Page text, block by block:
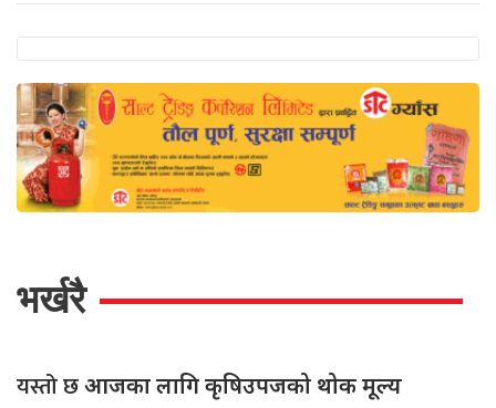
भर्खरै
यस्तो छआजका लागि कृषिउपजको थोक मूल्य